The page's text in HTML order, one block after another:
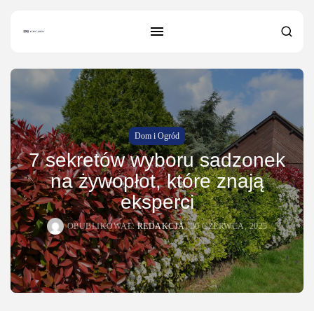
SZUKAJ
NAJNOWSZE
Dom i Ogród
Jak urządzić nowoczesną strefę BBQ
w...
OPUBLIKOWAŁ: REDAKCJA
4 SIERPNIA, 2026
Ciekawostki
Dom i Ogród
7 sekretów wyboru sadzonek
na żywopłot, które znają
eksperci
OPUBLIKOWAŁ: REDAKCJA 30 CZERWCA, 2025